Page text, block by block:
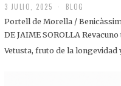
3 JULIO, 2025
J
U
I
BLOG
Portell de Morella /
DE JAIME SOROLLA
Vetusta, fruto de la longevidad